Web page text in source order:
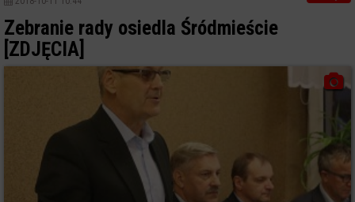
Zebranie rady osiedla Śródmieście
[ZDJĘCIA]